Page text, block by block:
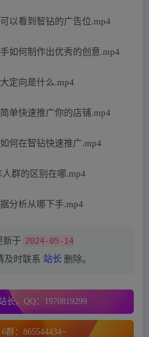
以看到智钻的广告位.mp4
如何制作出优秀的创意.mp4
定向是什么.mp4
单快速推广你的店铺.mp4
何在智钻快速推广.mp4
群的区别在哪.mp4
分析从哪下手.mp4
新于 2024-05-14
及时联系 站长 删除。
长，QQ：1970819299
群：865544434~